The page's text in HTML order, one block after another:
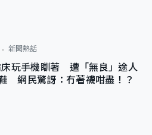
新聞熱話
床玩手機瞓著 遭「無良」途人
網民驚訝：冇著襪咁盡！？